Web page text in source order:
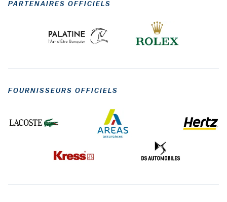
PARTENAIRES OFFICIELS
FOURNISSEURS OFFICIELS